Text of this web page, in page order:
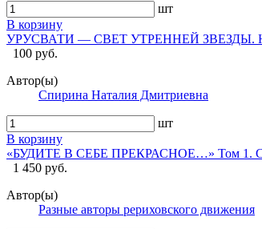
шт
В корзину
УРУСВАТИ — СВЕТ УТРЕННЕЙ ЗВЕЗДЫ.
100 руб.
Автор(ы)
Спирина Наталия Дмитриевна
шт
В корзину
«БУДИТЕ В СЕБЕ ПРЕКРАСНОЕ…» Том 1.
1 450 руб.
Автор(ы)
Разные авторы рериховского движения